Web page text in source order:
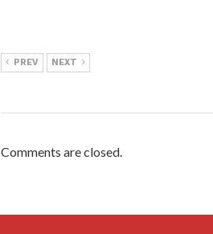
PREV NEXT
Comments are closed.